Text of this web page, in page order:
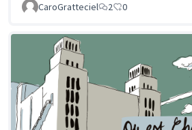
CaroGratteciel
2 0